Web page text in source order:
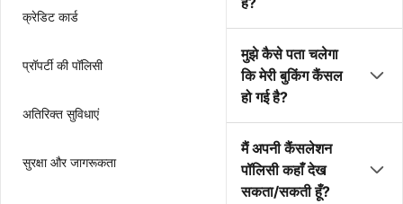
क्रेडिट कार्ड
प्रॉपर्टी की पॉलिसी
अतिरिक्त सुविधाएं
सुरक्षा और जागरूकता
मुझे कैसे पता चलेगा
कि मेरी बुकिंग कैंसल
हो गई है?
मैं अपनी कैंसलेशन
पॉलिसी कहाँ देख
सकता/सकती हूँ?